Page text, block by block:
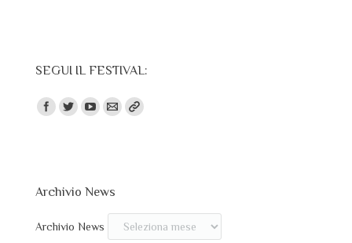
SEGUI IL FESTIVAL:
Trovaci su:
Archivio News
Archivio News